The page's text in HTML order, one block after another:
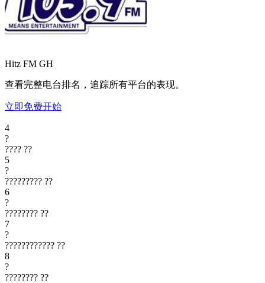
Hitz FM GH
查看完整电台排名，追踪所有平台的表现。
立即免费开始
4
?
???? ??
5
?
????????? ??
6
?
???????? ??
7
?
???????????? ??
8
?
???????? ??